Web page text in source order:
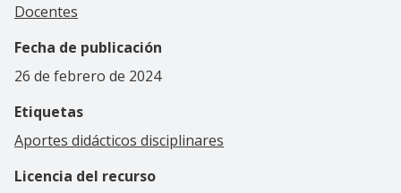
Docentes
Fecha de publicación
26 de febrero de 2024
Etiquetas
Aportes didácticos disciplinares
Licencia del recurso